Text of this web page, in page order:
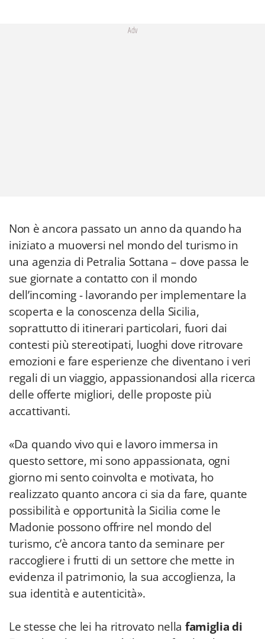
Adv
Non è ancora passato un anno da quando ha
iniziato a muoversi nel mondo del turismo in
una agenzia di Petralia Sottana – dove passa le
sue giornate a contatto con il mondo
dell’incoming - lavorando per implementare la
scoperta e la conoscenza della Sicilia,
soprattutto di itinerari particolari, fuori dai
contesti più stereotipati, luoghi dove ritrovare
emozioni e fare esperienze che diventano i veri
regali di un viaggio, appassionandosi alla ricerca
delle offerte migliori, delle proposte più
accattivanti.
«Da quando vivo qui e lavoro immersa in
questo settore, mi sono appassionata, ogni
giorno mi sento coinvolta e motivata, ho
realizzato quanto ancora ci sia da fare, quante
possibilità e opportunità la Sicilia come le
Madonie possono offrire nel mondo del
turismo, c’è ancora tanto da seminare per
raccogliere i frutti di un settore che mette in
evidenza il patrimonio, la sua accoglienza, la
sua identità e autenticità».
Le stesse che lei ha ritrovato nella famiglia di